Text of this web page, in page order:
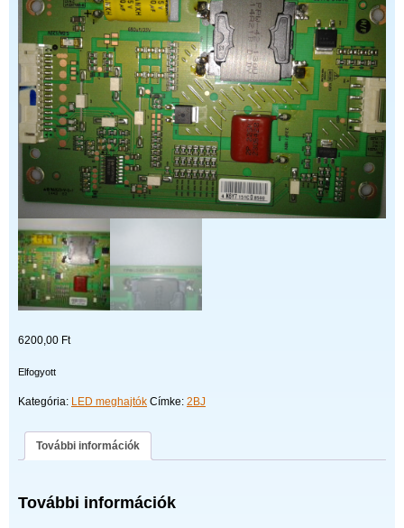
6200,00 Ft
Elfogyott
Kategória: LED meghajtók Címke: 2BJ
További információk
További információk